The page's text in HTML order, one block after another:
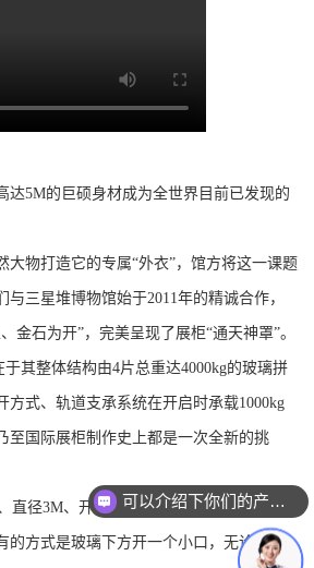
达5M的巨硕身材成为全世界目前已发现的
大物打造它的专属“外衣”，馆方将这一课题
三星堆博物馆始于2011年的精诚合作，
金石为开”，完美呈现了展柜“通天神罩”。
于其整体结构由4片总重达4000kg的玻璃拼
方式、轨道支承系统在开启时承载1000kg
至国际展柜制作史上都是一次全新的挑
直径3M、开度1.5M的展柜如何实现电动开
的方式是玻璃下方开一个小口，无论从美
可以介绍下你们的产品么？